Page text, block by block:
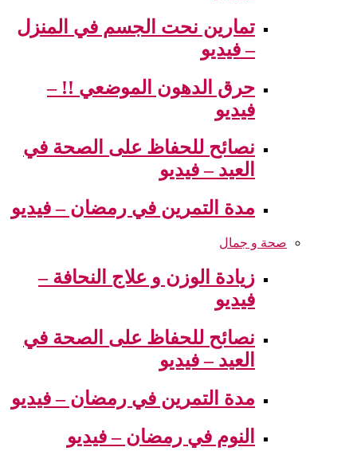
تمارين نحت الجسم في المنزل
– فيديو
حرق الدهون الموضعي !! –
فيديو
نصائح للحفاظ على الصحة في
العيد – فيديو
مدة التمرين في رمضان – فيديو
صحة و جمال
زيادة الوزن و علاج النحافة –
فيديو
نصائح للحفاظ على الصحة في
العيد – فيديو
مدة التمرين في رمضان – فيديو
النوم في رمضان – فيديو